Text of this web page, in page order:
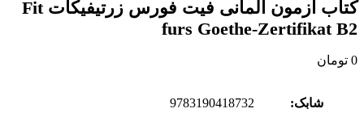
کتاب آزمون آلمانی فیت فورس زرتیفیکات Fit
furs Goethe-Zertifikat B2
0 تومان
شابک: 9783190418732